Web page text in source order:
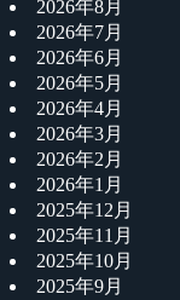
2026年8月
2026年7月
2026年6月
2026年5月
2026年4月
2026年3月
2026年2月
2026年1月
2025年12月
2025年11月
2025年10月
2025年9月